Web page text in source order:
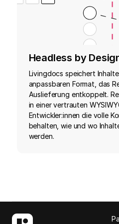
Headless by
Livingdocs speichert
anpassbaren Format, das
Auslieferung entkoppelt.
in einer vertrauten
Entwickler:innen die volle
behalten, wie und wo
werden.